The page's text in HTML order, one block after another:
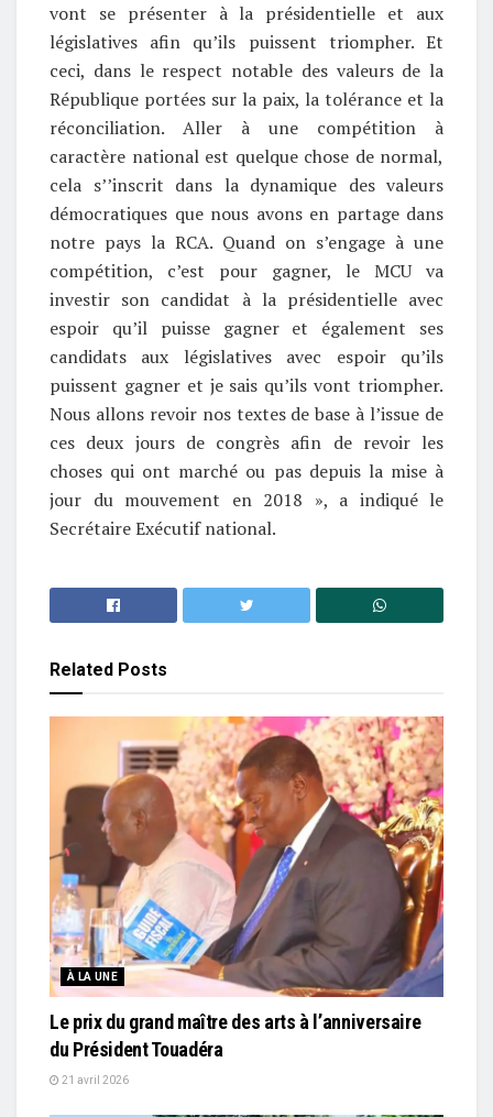
vont se présenter à la présidentielle et aux
législatives afin qu’ils puissent triompher. Et
ceci, dans le respect notable des valeurs de la
République portées sur la paix, la tolérance et la
réconciliation. Aller à une compétition à
caractère national est quelque chose de normal,
cela s’’inscrit dans la dynamique des valeurs
démocratiques que nous avons en partage dans
notre pays la RCA. Quand on s’engage à une
compétition, c’est pour gagner, le MCU va
investir son candidat à la présidentielle avec
espoir qu’il puisse gagner et également ses
candidats aux législatives avec espoir qu’ils
puissent gagner et je sais qu’ils vont triompher.
Nous allons revoir nos textes de base à l’issue de
ces deux jours de congrès afin de revoir les
choses qui ont marché ou pas depuis la mise à
jour du mouvement en 2018 », a indiqué le
Secrétaire Exécutif national.
Related Posts
À LA UNE
Le prix du grand maître des arts à l’anniversaire
du Président Touadéra
21 avril 2026